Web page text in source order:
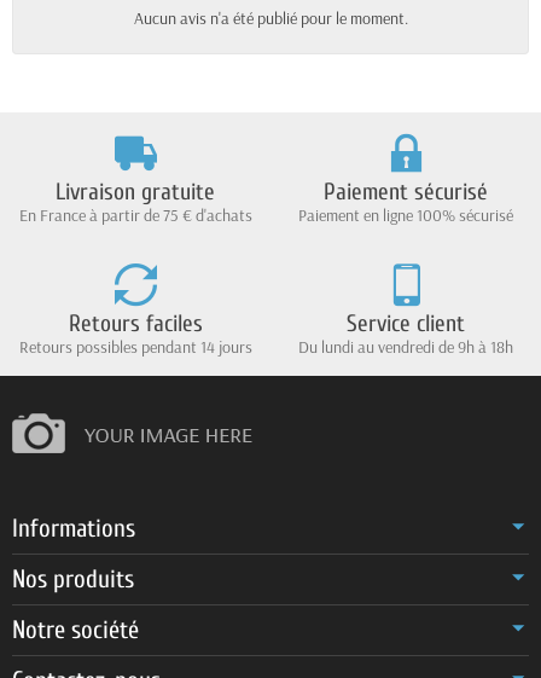
Aucun avis n'a été publié pour le moment.
Livraison gratuite
En France à partir de 75 € d'achats
Paiement sécurisé
Paiement en ligne 100% sécurisé
Retours faciles
Retours possibles pendant 14 jours
Service client
Du lundi au vendredi de 9h à 18h
Informations
Nos produits
Notre société